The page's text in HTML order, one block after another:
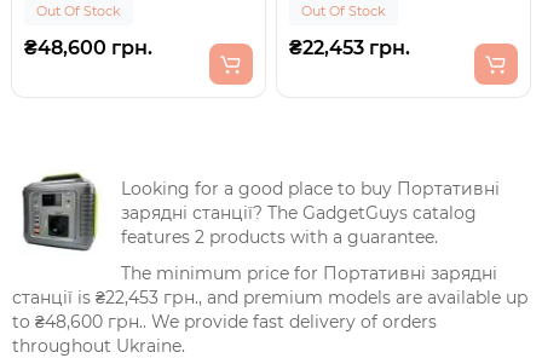
Out Of Stock
₴48,600 грн.
панеллю 150W 30V (PS-
1000SP150W)
Out Of Stock
₴22,453 грн.
Looking for a good place to buy Портативні
зарядні станції? The GadgetGuys catalog
features 2 products with a guarantee.
The minimum price for Портативні зарядні
станції is ₴22,453 грн., and premium models are available up
to ₴48,600 грн.. We provide fast delivery of orders
throughout Ukraine.